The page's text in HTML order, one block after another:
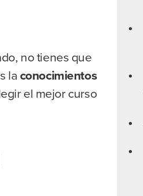
no tienes que
laconocimientos
el mejor curso